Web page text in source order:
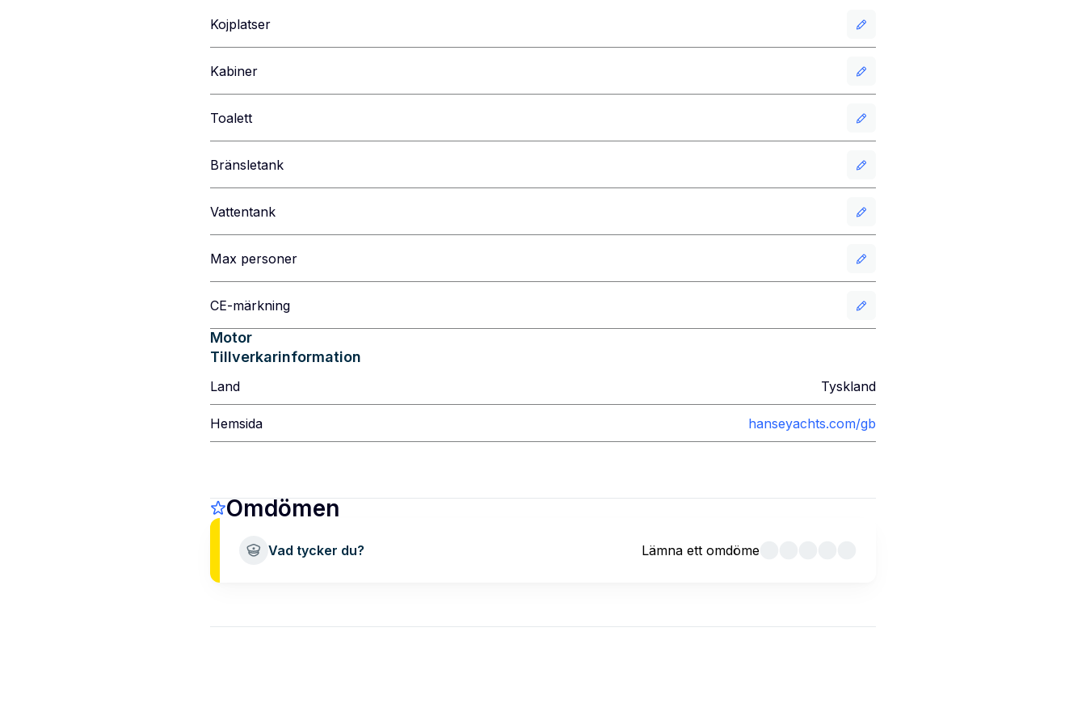
Kojplatser
Kabiner
Toalett
Bränsletank
Vattentank
Max personer
CE-märkning
Motor
Tillverkarinformation
Land Tyskland
Hemsida hanseyachts.com/gb
Omdömen
Vad tycker du? Lämna ett omdöme